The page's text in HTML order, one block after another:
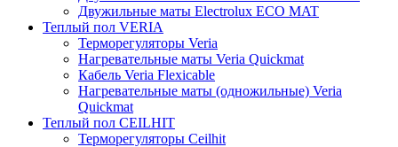
Двужильные маты Electrolux ECO MAT
Теплый пол VERIA
Терморегуляторы Veria
Нагревательные маты Veria Quickmat
Кабель Veria Flexicable
Нагревательные маты (одножильные) Veria
Quickmat
Теплый пол CEILHIT
Терморегуляторы Ceilhit